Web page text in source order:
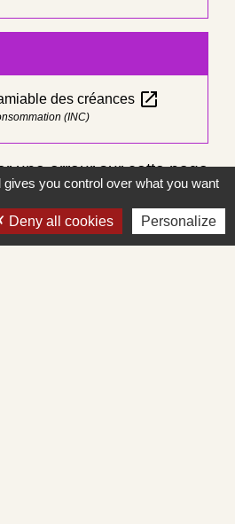
des créances open_in_new
(INC)
une erreur sur cette page
you control over what you want
Deny all cookies Personalize